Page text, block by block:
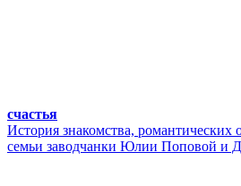
счастья
История знакомства, романтических
семьи заводчанки Юлии Поповой и